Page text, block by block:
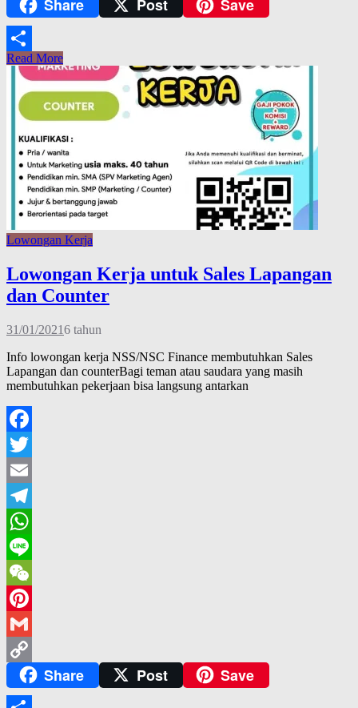
Copy
Link
Share Post Save
Share
Read More
Lowongan Kerja
Lowongan Kerja untuk Sales Lapangan
dan Counter
31/01/20216 tahun
Info lowongan kerja NSS/NSC Finance membutuhkan Sales
Lapangan dan counterBagi teman atau saudara yang masih
membutuhkan pekerjaan bisa langsung antarkan
Facebook
Twitter
Email
Telegram
WhatsApp
Line
WeChat
Pinterest
Gmail
Copy
Link
Share Post Save